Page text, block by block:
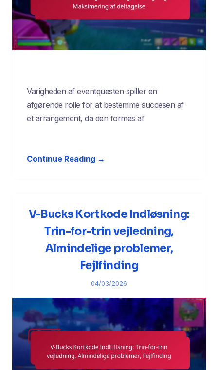
Varigheden af eventquesten spiller en
afgørende rolle for at bestemme succesen af
et arrangement, da den formes af
Continue Reading →
V-Bucks Kortkode Indløsning:
Trin-for-trin vejledning,
Almindelige problemer,
Fejlfinding
04/03/2026